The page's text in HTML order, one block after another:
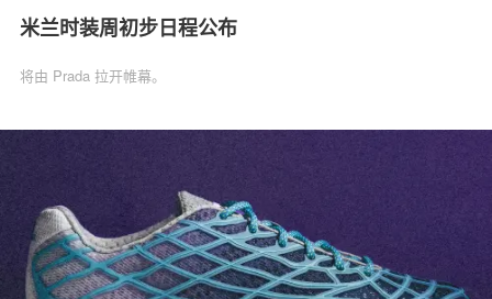
米兰时装周初步日程公布
将由 Prada 拉开帷幕。